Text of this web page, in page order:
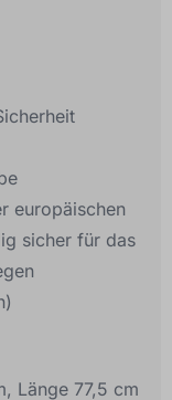
europäischen
sicher für das
Länge 77,5 cm